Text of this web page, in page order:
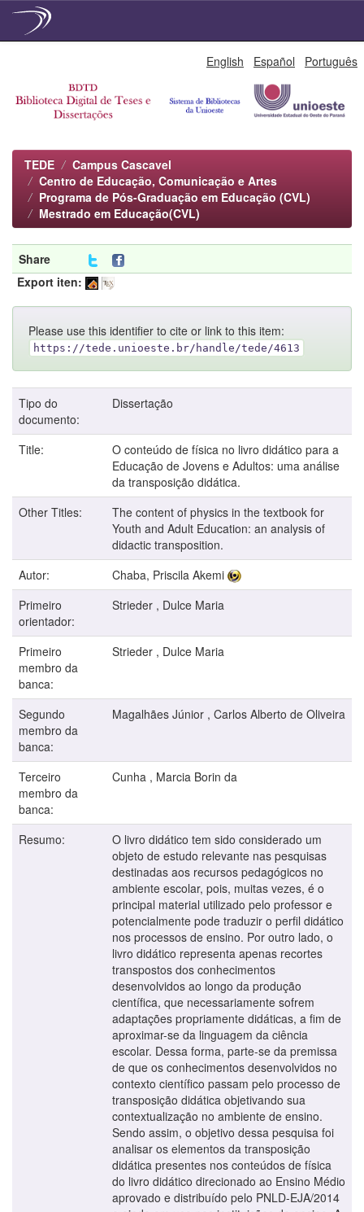
English Español Português
TEDE
Campus Cascavel
Centro de Educação, Comunicação e Artes
Programa de Pós-Graduação em Educação (CVL)
Mestrado em Educação(CVL)
Share
Export iten:
Please use this identifier to cite or link to this item:
https://tede.unioeste.br/handle/tede/4613
Tipo do
documento:
Dissertação
Title:
O conteúdo de física no livro didático para a
Educação de Jovens e Adultos: uma análise
da transposição didática.
Other Titles:
The content of physics in the textbook for
Youth and Adult Education: an analysis of
didactic transposition.
Autor:
Chaba, Priscila Akemi
Primeiro
orientador:
Strieder , Dulce Maria
Primeiro
membro da
banca:
Strieder , Dulce Maria
Segundo
membro da
banca:
Magalhães Júnior , Carlos Alberto de Oliveira
Terceiro
membro da
banca:
Cunha , Marcia Borin da
Resumo:
O livro didático tem sido considerado um
objeto de estudo relevante nas pesquisas
destinadas aos recursos pedagógicos no
ambiente escolar, pois, muitas vezes, é o
principal material utilizado pelo professor e
potencialmente pode traduzir o perfil didático
nos processos de ensino. Por outro lado, o
livro didático representa apenas recortes
transpostos dos conhecimentos
desenvolvidos ao longo da produção
científica, que necessariamente sofrem
adaptações propriamente didáticas, a fim de
aproximar-se da linguagem da ciência
escolar. Dessa forma, parte-se da premissa
de que os conhecimentos desenvolvidos no
contexto científico passam pelo processo de
transposição didática objetivando sua
contextualização no ambiente de ensino.
Sendo assim, o objetivo dessa pesquisa foi
analisar os elementos da transposição
didática presentes nos conteúdos de física
do livro didático direcionado ao Ensino Médio
aprovado e distribuído pelo PNLD-EJA/2014